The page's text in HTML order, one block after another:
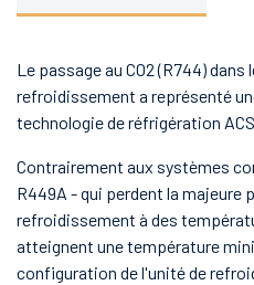
Le passage au CO2 (R744)
refroidissement a représenté
technologie de réfrigération
Contrairement aux systèmes
R449A - qui perdent la majeure
refroidissement à des
atteignent une température
configuration de l'unité de